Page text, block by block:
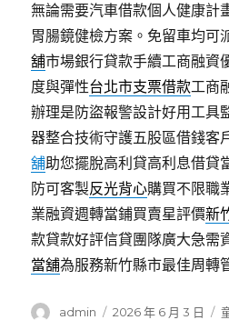
無論需要汽車借款個人健康計
胃腸鏡健檢方案。免留車均可
舖市場銀行貸款手續工商融資
度與彈性台北市支票借款工商
辦理是防盜報警設計好用工具
器整合技術守護五股區借錢客
舖助您擺脫高利貸高利息借貸
防可客製反光背心購買不限職
業融資週轉當鋪買賣星評價新
款貸款好評信貸團隊廣大急需
當舖為服務新竹縣市最佳周轉
作
admin
發
2026 年 6 月 3 日